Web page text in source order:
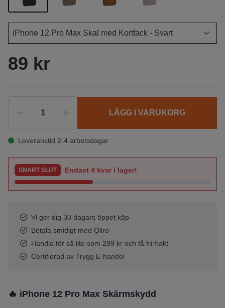
89 kr
LÄGG I VARUKORG
Leveranstid 2-4 arbetsdagar
SNART SLUT Endast 4 kvar i lager!
Vi ger dig 30 dagars öppet köp
Betala smidigt med Qliro
Handla för så lite som 299 kr och få fri frakt
Certifierad av Trygg E-handel
🔥 iPhone 12 Pro Max Skärmskydd